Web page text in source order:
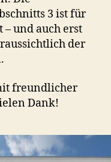
3 ist für
– und auch erst
der
freundlicher
Dank!